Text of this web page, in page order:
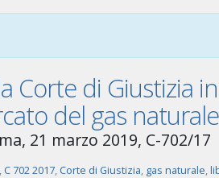
Corte di Giustizia
del gas naturale
21 marzo 2019, C-702/17
C 702 2017, Corte di Giustizia, gas naturale,